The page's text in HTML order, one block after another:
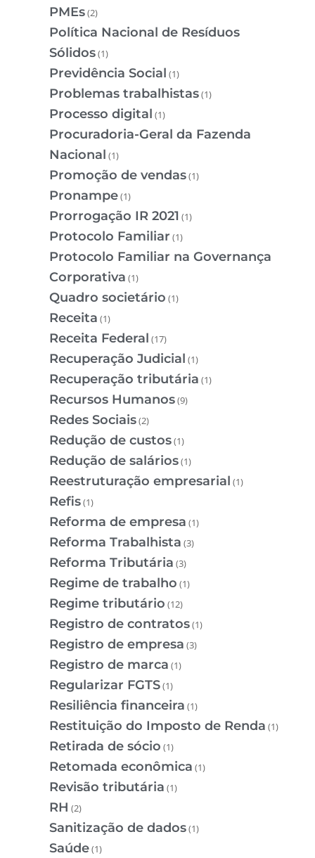
PMEs(2)
Política Nacional de Resíduos
Sólidos(1)
Previdência Social (1)
Problemas trabalhistas(1)
Processo digital (1)
Procuradoria-Geral da Fazenda
Nacional (1)
Promoção de vendas(1)
Pronampe(1)
Prorrogação IR 2021 (1)
Protocolo Familiar (1)
Protocolo Familiar na Governança
Corporativa (1)
Quadro societário (1)
Receita (1)
Receita Federal (17)
Recuperação Judicial (1)
Recuperação tributária (1)
Recursos Humanos(9)
Redes Sociais(2)
Redução de custos(1)
Redução de salários(1)
Reestruturação empresarial (1)
Refis(1)
Reforma de empresa (1)
Reforma Trabalhista (3)
Reforma Tributária (3)
Regime de trabalho (1)
Regime tributário (12)
Registro de contratos(1)
Registro de empresa (3)
Registro de marca (1)
Regularizar FGTS(1)
Resiliência financeira (1)
Restituição do Imposto de Renda (1)
Retirada de sócio (1)
Retomada econômica (1)
Revisão tributária (1)
RH (2)
Sanitização de dados(1)
Saúde(1)